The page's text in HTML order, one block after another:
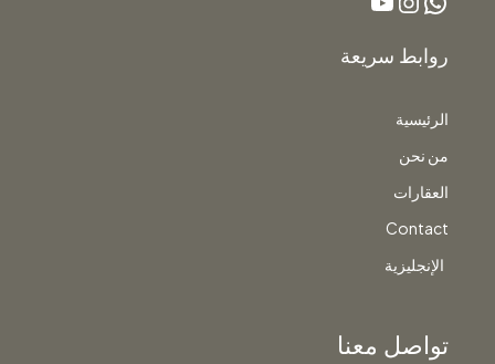
روابط سريعة
الرئيسية
من نحن
العقارات
Contact
الإنجليزية
تواصل معنا